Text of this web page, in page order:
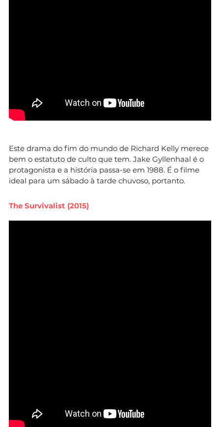
Este drama do fim do mundo de Richard Kelly merece
bem o estatuto de culto que tem. Jake Gyllenhaal é o
protagonista e a história passa-se em 1988. É o filme
ideal para um sábado à tarde chuvoso, portanto.
The Survivalist (2015)